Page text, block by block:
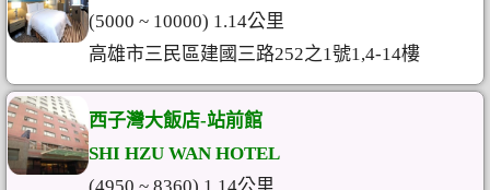
(5000 ~ 10000) 1.14公里
高雄市三民區建國三路252之1號1,4-14樓
西子灣大飯店-站前館
SHI HZU WAN HOTEL